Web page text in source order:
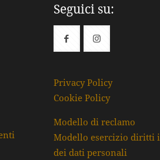
Seguici su:
Privacy Policy
Cookie Policy
Modello di reclamo
Modello esercizio diritti
dei dati personali